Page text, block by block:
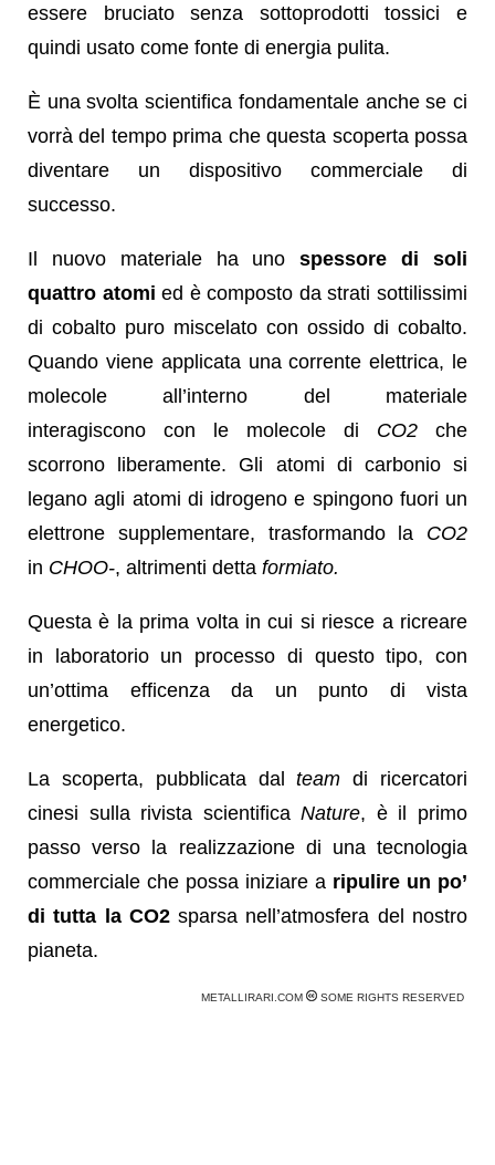
essere bruciato senza sottoprodotti tossici e
quindi usato come fonte di energia pulita.
È una svolta scientifica fondamentale anche se ci
vorrà del tempo prima che questa scoperta possa
diventare un dispositivo commerciale di
successo.
Il nuovo materiale ha unospessore di soli
quattro atomi ed è composto da strati sottilissimi
di cobalto puro miscelato con ossido di cobalto.
Quando viene applicata una corrente elettrica, le
molecole all’interno del materiale
interagiscono con le molecole di CO2 che
scorrono liberamente. Gli atomi di carbonio si
legano agli atomi di idrogeno e spingono fuori un
elettrone supplementare, trasformando la CO2
in CHOO-, altrimenti detta formiato.
Questa è la prima volta in cui si riesce a ricreare
in laboratorio un processo di questo tipo, con
un’ottima efficenza da un punto di vista
energetico.
La scoperta, pubblicata dalteam di ricercatori
cinesi sulla rivista scientificaNature, è il primo
passo verso la realizzazione di una tecnologia
commerciale che possa iniziare a ripulire un po’
di tutta la CO2sparsa nell’atmosfera del nostro
pianeta.
METALLIRARI.COM SOME RIGHTS RESERVED